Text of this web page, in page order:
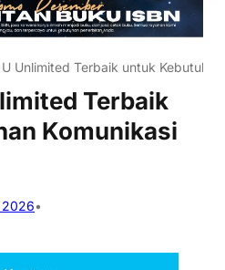
Unlimited Terbaik untuk
Terbaik
Komunikasi
•